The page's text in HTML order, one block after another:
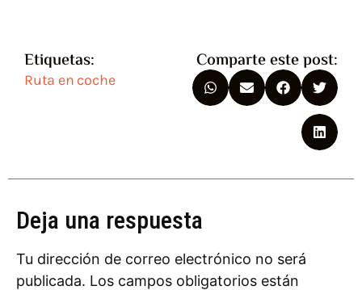
Etiquetas:
Ruta en coche
Comparte este post:
Deja una respuesta
Tu dirección de correo electrónico no será
publicada. Los campos obligatorios están